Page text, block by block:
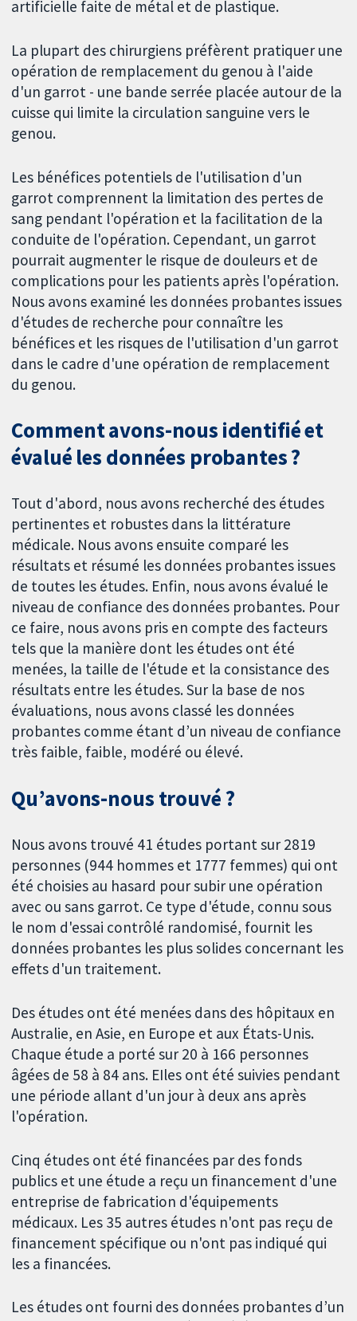
artificielle faite de métal et de plastique.
La plupart des chirurgiens préfèrent pratiquer une
opération de remplacement du genou à l'aide
d'un garrot - une bande serrée placée autour de la
cuisse qui limite la circulation sanguine vers le
genou.
Les bénéfices potentiels de l'utilisation d'un
garrot comprennent la limitation des pertes de
sang pendant l'opération et la facilitation de la
conduite de l'opération. Cependant, un garrot
pourrait augmenter le risque de douleurs et de
complications pour les patients après l'opération.
Nous avons examiné les données probantes issues
d'études de recherche pour connaître les
bénéfices et les risques de l'utilisation d'un garrot
dans le cadre d'une opération de remplacement
du genou.
Comment avons-nous identifié et
évalué les données probantes ?
Tout d'abord, nous avons recherché des études
pertinentes et robustes dans la littérature
médicale. Nous avons ensuite comparé les
résultats et résumé les données probantes issues
de toutes les études. Enfin, nous avons évalué le
niveau de confiance des données probantes. Pour
ce faire, nous avons pris en compte des facteurs
tels que la manière dont les études ont été
menées, la taille de l'étude et la consistance des
résultats entre les études. Sur la base de nos
évaluations, nous avons classé les données
probantes comme étant d’un niveau de confiance
très faible, faible, modéré ou élevé.
Qu’avons-nous trouvé ?
Nous avons trouvé 41 études portant sur 2819
personnes (944 hommes et 1777 femmes) qui ont
été choisies au hasard pour subir une opération
avec ou sans garrot. Ce type d'étude, connu sous
le nom d'essai contrôlé randomisé, fournit les
données probantes les plus solides concernant les
effets d'un traitement.
Des études ont été menées dans des hôpitaux en
Australie, en Asie, en Europe et aux États-Unis.
Chaque étude a porté sur 20 à 166 personnes
âgées de 58 à 84 ans. EIles ont été suivies pendant
une période allant d'un jour à deux ans après
l'opération.
Cinq études ont été financées par des fonds
publics et une étude a reçu un financement d'une
entreprise de fabrication d'équipements
médicaux. Les 35 autres études n'ont pas reçu de
financement spécifique ou n'ont pas indiqué qui
les a financées.
Les études ont fourni des données probantes d’un